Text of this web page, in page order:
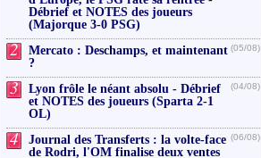
Débrief et NOTES des joueurs
(Majorque 3-0 PSG)
2
Mercato : Deschamps, et maintenant
?
(05/08)
3
Lyon frôle le néant absolu - Débrief
et NOTES des joueurs (Sparta 2-1
OL)
(04/08)
4
Journal des Transferts : la volte-face
de Rodri, l'OM finalise deux ventes
(06/08)